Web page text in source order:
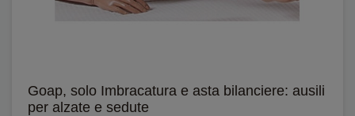
Goap, solo Imbracatura e asta bilanciere: ausili
per alzate e sedute